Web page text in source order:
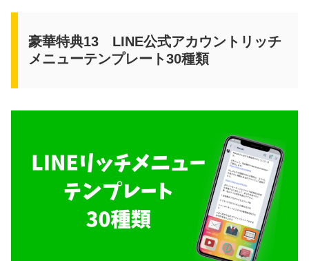
豪華特典13 LINE公式アカウントリッチ
メニューテンプレート30種類